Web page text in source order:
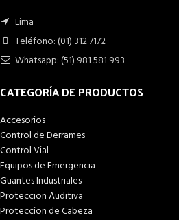
Lima
Teléfono: (01) 312 7172
Whatsapp: (51) 981 581 993
CATEGORÍA DE PRODUCTOS
Accesorios
Control de Derrames
Control Vial
Equipos de Emergencia
Guantes Industriales
Proteccion Auditiva
Proteccion de Cabeza